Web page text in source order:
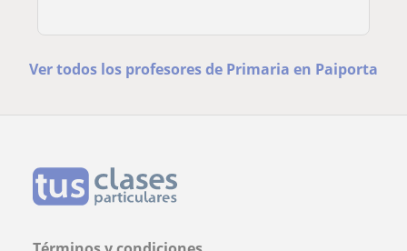
Ver todos los profesores de Primaria en Paiporta